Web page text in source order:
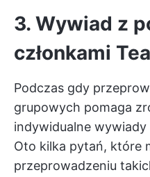
3. Wywiad z
członkami
Podczas gdy
grupowych pomaga
indywidualne wywiady
Oto kilka pytań, które
przeprowadzeniu